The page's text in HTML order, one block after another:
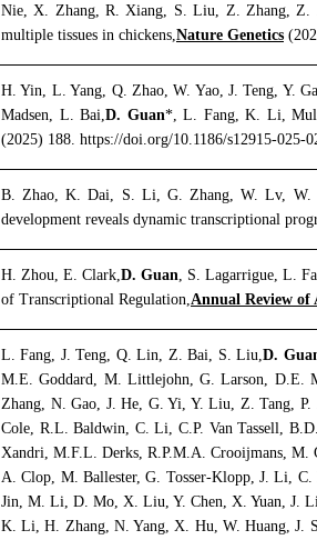
Nie, X. Zhang, R. Xiang, S. Liu, Z. Zhang, Z.
multiple tissues in chickens, Nature Genetics
H. Yin, L. Yang, Q. Zhao, W. Yao, J. Teng, Y.
Madsen, L. Bai,D. Guan*, L. Fang, K. Li,
(2025) 188. https://doi.org/10.1186/s12915-025-
B. Zhao, K. Dai, S. Li, G. Zhang, W. Lv, W.
development reveals dynamic transcriptional
H. Zhou, E. Clark, D. Guan , S. Lagarrigue, L.
of Transcriptional Regulation, Annual Review of
L. Fang, J. Teng, Q. Lin, Z. Bai, S. Liu,D.
M.E. Goddard, M. Littlejohn, G. Larson, D.E.
Zhang, N. Gao, J. He, G. Yi, Y. Liu, Z. Tang,
Cole, R.L. Baldwin, C. Li, C.P. Van Tassell,
Xandri, M.F.L. Derks, R.P.M.A. Crooijmans, M.
A. Clop, M. Ballester, G. Tosser-Klopp, J. Li,
Jin, M. Li, D. Mo, X. Liu, Y. Chen, X. Yuan, J.
K. Li, H. Zhang, N. Yang, X. Hu, W. Huang, J.